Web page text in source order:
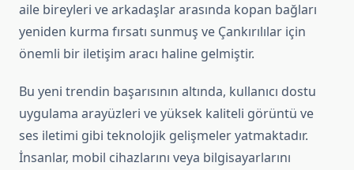
aile bireyleri ve arkadaşlar arasında kopan bağları
yeniden kurma fırsatı sunmuş ve Çankırılılar için
önemli bir iletişim aracı haline gelmiştir.
Bu yeni trendin başarısının altında, kullanıcı dostu
uygulama arayüzleri ve yüksek kaliteli görüntü ve
ses iletimi gibi teknolojik gelişmeler yatmaktadır.
İnsanlar, mobil cihazlarını veya bilgisayarlarını